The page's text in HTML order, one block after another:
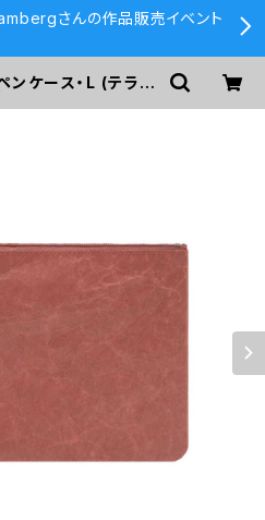
さんの作品販売イベント
ンケース・L (テラコ